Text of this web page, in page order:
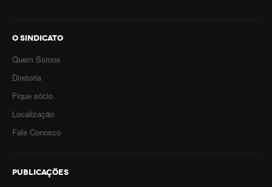
O SINDICATO
Quem Somos
Diretoria
Fique sócio
Localização
Fale Conosco
PUBLICAÇÕES